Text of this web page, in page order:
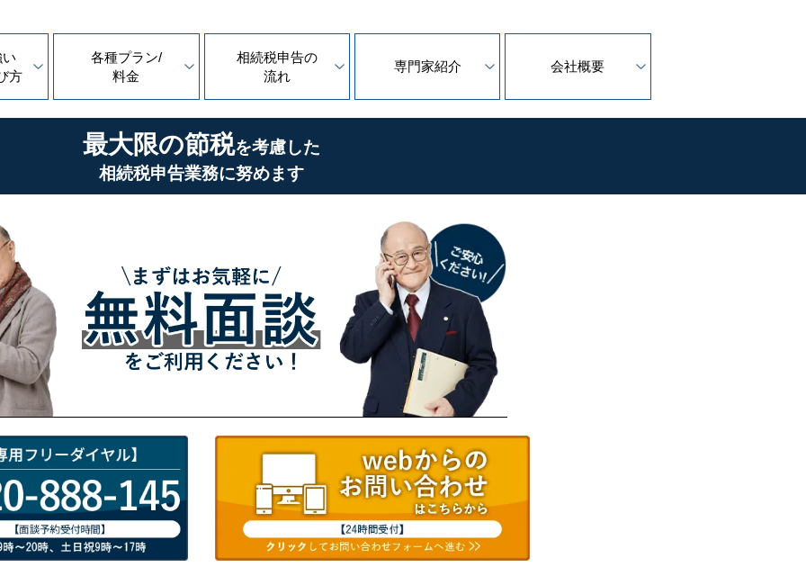
方
各種プラン/
料金
相続税申告の
流れ
専門家紹介 会社概要
最大限の節税を考慮した
相続税申告業務に努めます